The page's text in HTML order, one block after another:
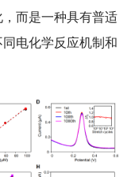
而是一种具有普适
电化学反应机制和